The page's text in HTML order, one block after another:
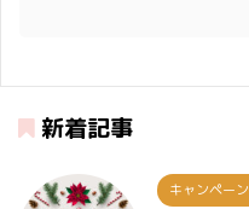
新着記事
キャンペー